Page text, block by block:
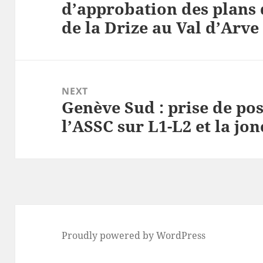
post:
d’approbation des
de la Drize au Val d’Arve
NEXT
Next
post:
Genève Sud : prise de
l’ASSC sur L1-L2 et la
Proudly powered by WordPress